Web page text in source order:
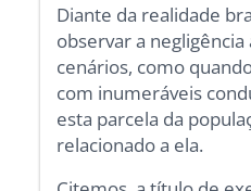
Diante da realidade
observar a
cenários, como
com inumeráveis
esta parcela da
relacionado a ela.